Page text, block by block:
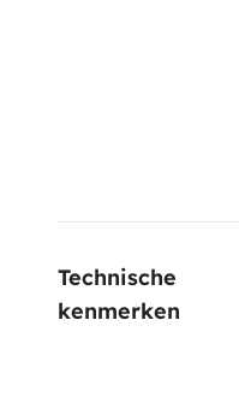
Technische
kenmerken